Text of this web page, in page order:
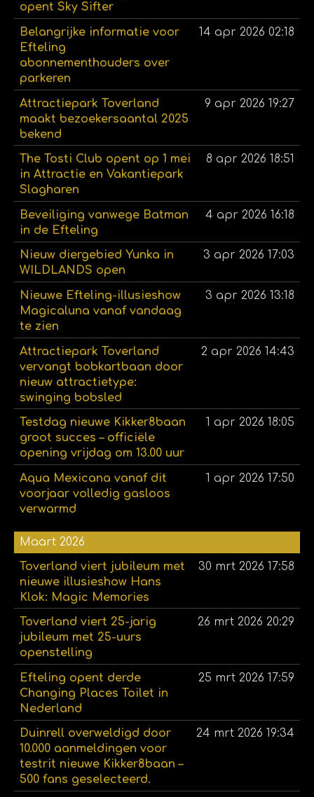
opent Sky Sifter
Belangrijke informatie voor
Efteling
abonnementhouders over
parkeren
14 apr 2026 02:18
Attractiepark Toverland
maakt bezoekersaantal 2025
bekend
9 apr 2026 19:27
The Tosti Club opent op 1 mei
in Attractie en Vakantiepark
Slagharen
8 apr 2026 18:51
Beveiliging vanwege Batman
in de Efteling
4 apr 2026 16:18
Nieuw diergebied Yunka in
WILDLANDS open
3 apr 2026 17:03
Nieuwe Efteling-illusieshow
Magicaluna vanaf vandaag
te zien
3 apr 2026 13:18
Attractiepark Toverland
vervangt bobkartbaan door
nieuw attractietype:
swinging bobsled
2 apr 2026 14:43
Testdag nieuwe Kikker8baan
groot succes – officiële
opening vrijdag om 13.00 uur
1 apr 2026 18:05
Aqua Mexicana vanaf dit
voorjaar volledig gasloos
verwarmd
1 apr 2026 17:50
Maart 2026
Toverland viert jubileum met
nieuwe illusieshow Hans
Klok: Magic Memories
30 mrt 2026 17:58
Toverland viert 25-jarig
jubileum met 25-uurs
openstelling
26 mrt 2026 20:29
Efteling opent derde
Changing Places Toilet in
Nederland
25 mrt 2026 17:59
Duinrell overweldigd door
10.000 aanmeldingen voor
testrit nieuwe Kikker8baan –
500 fans geselecteerd.
24 mrt 2026 19:34